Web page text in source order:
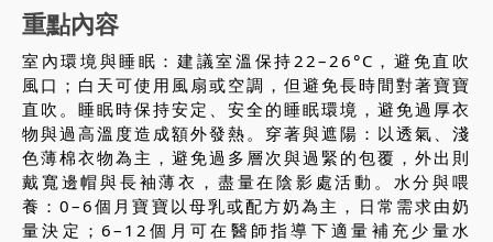
重點內容
室內環境與睡眠：建議室溫保持22–26°C，避免直吹
風口；白天可使用風扇或空調，但避免長時間對著寶寶
直吹。睡眠時保持安定、安全的睡眠環境，避免過厚衣
物與過高溫度造成額外發熱。穿著與遮陽：以透氣、淺
色薄棉衣物為主，避免過多層次與過緊的包覆，外出則
戴寬邊帽與長袖薄衣，盡量在陰影處活動。水分與喂
養：0–6個月寶寶以母乳或配方奶為主，日常需求由奶
量決定；6–12個月可在醫師指導下適量補充少量水